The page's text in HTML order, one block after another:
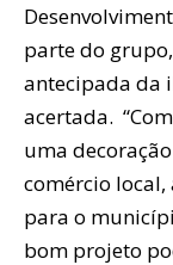
parte do
antecipada da
acertada.
uma
comércio
para o
bom projeto